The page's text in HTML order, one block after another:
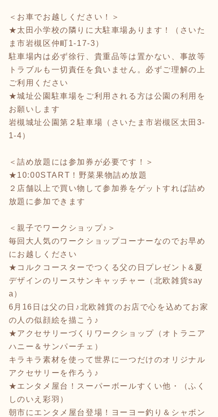
＜お車でお越しください！＞
★太田小学校の隣りに大駐車場あります！（さいた
ま市岩槻区仲町1-17-3）
駐車場内は必ず徐行、貴重品等は置かない、事故等
トラブルも一切責任を負いません。必ずご理解の上
ご利用ください
★城址公園駐車場をご利用される方は公園の利用を
お願いします
岩槻城址公園第２駐車場（さいたま市岩槻区太田3-
1-4）
＜詰め放題には参加券が必要です！＞
★10:00START！野菜果物詰め放題
２店舗以上で買い物して参加券をゲットすれば詰め
放題に参加できます
＜親子でワークショップ♪＞
毎回大人気のワークショップコーナーなのでお早め
にお越しください
★コルクコースターでつくる父の日プレゼント&夏
デザインのリースサンキャッチャー（北欧雑貨say
a）
6月16日は父の日♪北欧雑貨のお店で心を込めてお家
の人の似顔絵を描こう♪
★アクセサリーづくりワークショップ（オトラニア
ハニー＆サンパーチェ）
キラキラ素材を使って世界に一つだけのオリジナル
アクセサリーを作ろう♪
★エンタメ屋台！スーパーボールすくい他・（ふく
しのいえ彩羽）
朝市にエンタメ屋台登場！ヨーヨー釣り＆シャボン